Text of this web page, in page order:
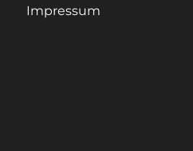
Impressum